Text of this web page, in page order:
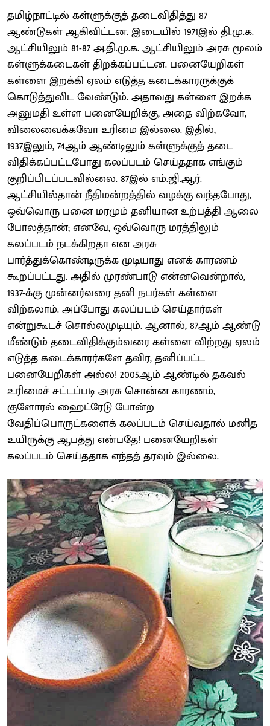
தமிழ்நாட்டில் கள்ளுக்குத் தடைவிதித்து 87
ஆண்டுகள் ஆகிவிட்டன. இடையில் 1971இல் தி.மு.க.
ஆட்சியிலும் 81-87 அ.தி.மு.க. ஆட்சியிலும் அரசு மூலம்
கள்ளுக்கடைகள் திறக்கப்பட்டன. பனையேறிகள்
கள்ளை இறக்கி ஏலம் எடுத்த கடைக்காரருக்குக்
கொடுத்துவிட வேண்டும். அதாவது கள்ளை இறக்க
அனுமதி உள்ள பனையேறிக்கு, அதை விற்கவோ,
விலைவைக்கவோ உரிமை இல்லை. இதில்,
1937இலும், 74ஆம் ஆண்டிலும் கள்ளுக்குத் தடை
விதிக்கப்பட்டபோது கலப்படம் செய்ததாக எங்கும்
குறிப்பிடப்படவில்லை. 87இல் எம்.ஜி.ஆர்.
ஆட்சியில்தான் நீதிமன்றத்தில் வழக்கு வந்தபோது,
ஒவ்வொரு பனை மரமும் தனியான உற்பத்தி ஆலை
போலத்தான்; எனவே, ஒவ்வொரு மரத்திலும்
கலப்படம் நடக்கிறதா என அரசு
பார்த்துக்கொண்டிருக்க முடியாது எனக் காரணம்
கூறப்பட்டது. அதில் முரண்பாடு என்னவென்றால்,
1937-க்கு முன்னர்வரை தனி நபர்கள் கள்ளை
விற்கலாம். அப்போது கலப்படம் செய்தார்கள்
என்றுகூடச் சொல்லமுடியும். ஆனால், 87ஆம் ஆண்டு
மீண்டும் தடைவிதிக்கும்வரை கள்ளை விற்றது ஏலம்
எடுத்த கடைக்காரர்களே தவிர, தனிப்பட்ட
பனையேறிகள் அல்ல! 2005ஆம் ஆண்டில் தகவல்
உரிமைச் சட்டப்படி அரசு சொன்ன காரணம்,
குளோரல் ஹைட்ரேடு போன்ற
வேதிப்பொருட்களைக் கலப்படம் செய்வதால் மனித
உயிருக்கு ஆபத்து என்பதே! பனையேறிகள்
கலப்படம் செய்ததாக எந்தத் தரவும் இல்லை.